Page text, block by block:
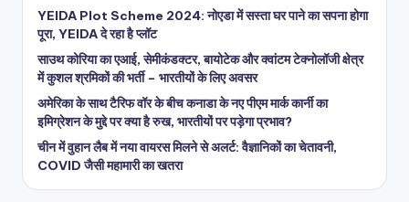
YEIDA Plot Scheme 2024: नोएडा में सस्ता घर पाने का सपना होगा
पूरा, YEIDA दे रहा है प्लॉट
साउथ कोरिया का एआई, सेमीकंडक्टर, बायोटेक और क्वांटम टेक्नोलॉजी क्षेत्र
में कुशल श्रमिकों की भर्ती – भारतीयों के लिए अवसर
अमेरिका के साथ टैरिफ वॉर के बीच कनाडा के नए पीएम मार्क कार्नी का
इमिग्रेशन के मुद्दे पर क्या है रुख, भारतीयों पर पड़ेगा प्रभाव?
चीन में वुहान लैब में नया वायरस मिलने से अलर्ट: वैज्ञानिकों का चेतावनी,
COVID जैसी महामारी का खतरा